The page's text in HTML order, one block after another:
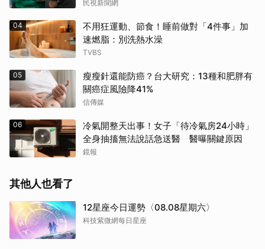
民視新聞網
04
不用狂運動、節食！睡前做對「4件事」加
速燃脂：別洗熱水澡
TVBS
05
瘦瘦針還能防癌？台大研究：13種和肥胖有
關癌症風險降41%
信傳媒
06
冷氣開整天出事！女子「待冷氣房24小時」
全身抽搐無法說話急送醫 醫曝關鍵原因
鏡報
其他人也看了
12星座今日運勢〈08.08星期六〉
科技紫微網每日星座